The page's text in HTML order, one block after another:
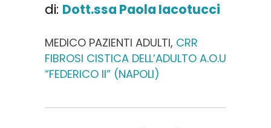
di: Dott.ssa Paola Iacotucci
MEDICO PAZIENTI ADULTI, CRR
FIBROSI CISTICA DELL’ADULTO A.O.U
“FEDERICO II” (NAPOLI)